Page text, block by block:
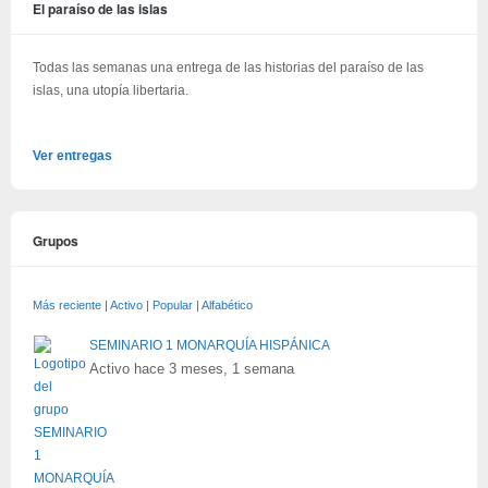
El paraíso de las islas
Todas las semanas una entrega de las historias del paraíso de las
islas, una utopía libertaria.
Ver entregas
Grupos
Más reciente Activo Popular Alfabético
SEMINARIO 1 MONARQUÍA HISPÁNICA
Activo hace 3 meses, 1 semana